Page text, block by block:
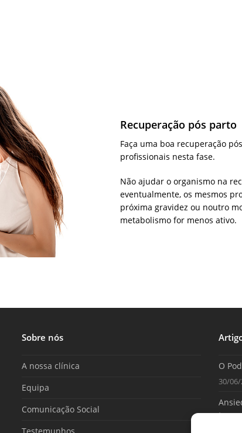
Recuperação pós parto
Faça uma boa recuperação
profissionais nesta fase.
Não ajudar o organismo na
eventualmente, os mesmos
próxima gravidez ou noutro
metabolismo for menos ativo.
Sobre nós
A nossa clínica
Equipa
Comunicação Social
O
30/
tome